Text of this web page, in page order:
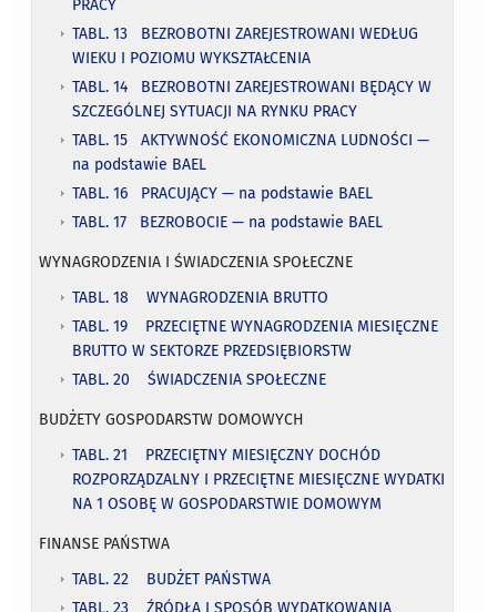
PRACY
TABL. 13 BEZROBOTNI ZAREJESTROWANI WEDŁUG
WIEKU I POZIOMU WYKSZTAŁCENIA
TABL. 14 BEZROBOTNI ZAREJESTROWANI BĘDĄCY W
SZCZEGÓLNEJ SYTUACJI NA RYNKU PRACY
TABL. 15 AKTYWNOŚĆ EKONOMICZNA LUDNOŚCI —
na podstawie BAEL
TABL. 16 PRACUJĄCY — na podstawie BAEL
TABL. 17 BEZROBOCIE — na podstawie BAEL
WYNAGRODZENIA I ŚWIADCZENIA SPOŁECZNE
TABL. 18 WYNAGRODZENIA BRUTTO
TABL. 19 PRZECIĘTNE WYNAGRODZENIA MIESIĘCZNE
BRUTTO W SEKTORZE PRZEDSIĘBIORSTW
TABL. 20 ŚWIADCZENIA SPOŁECZNE
BUDŻETY GOSPODARSTW DOMOWYCH
TABL. 21 PRZECIĘTNY MIESIĘCZNY DOCHÓD
ROZPORZĄDZALNY I PRZECIĘTNE MIESIĘCZNE WYDATKI
NA 1 OSOBĘ W GOSPODARSTWIE DOMOWYM
FINANSE PAŃSTWA
TABL. 22 BUDŻET PAŃSTWA
TABL. 23 ŹRÓDŁA I SPOSÓB WYDATKOWANIA